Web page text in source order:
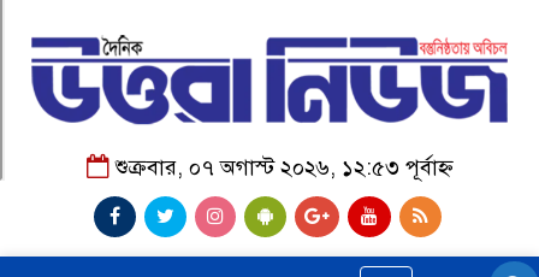
শুক্রবার, ০৭ অগাস্ট ২০২৬, ১২:৫৩ পূর্বাহ্ন